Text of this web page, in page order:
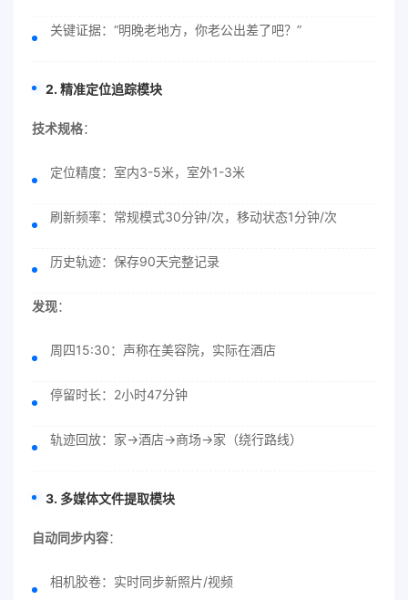
关键证据：“明晚老地方，你老公出差了吧？”
2. 精准定位追踪模块
技术规格：
定位精度：室内3-5米，室外1-3米
刷新频率：常规模式30分钟/次，移动状态1分钟/次
历史轨迹：保存90天完整记录
发现：
周四15:30：声称在美容院，实际在酒店
停留时长：2小时47分钟
轨迹回放：家→酒店→商场→家（绕行路线）
3. 多媒体文件提取模块
自动同步内容：
相机胶卷：实时同步新照片/视频